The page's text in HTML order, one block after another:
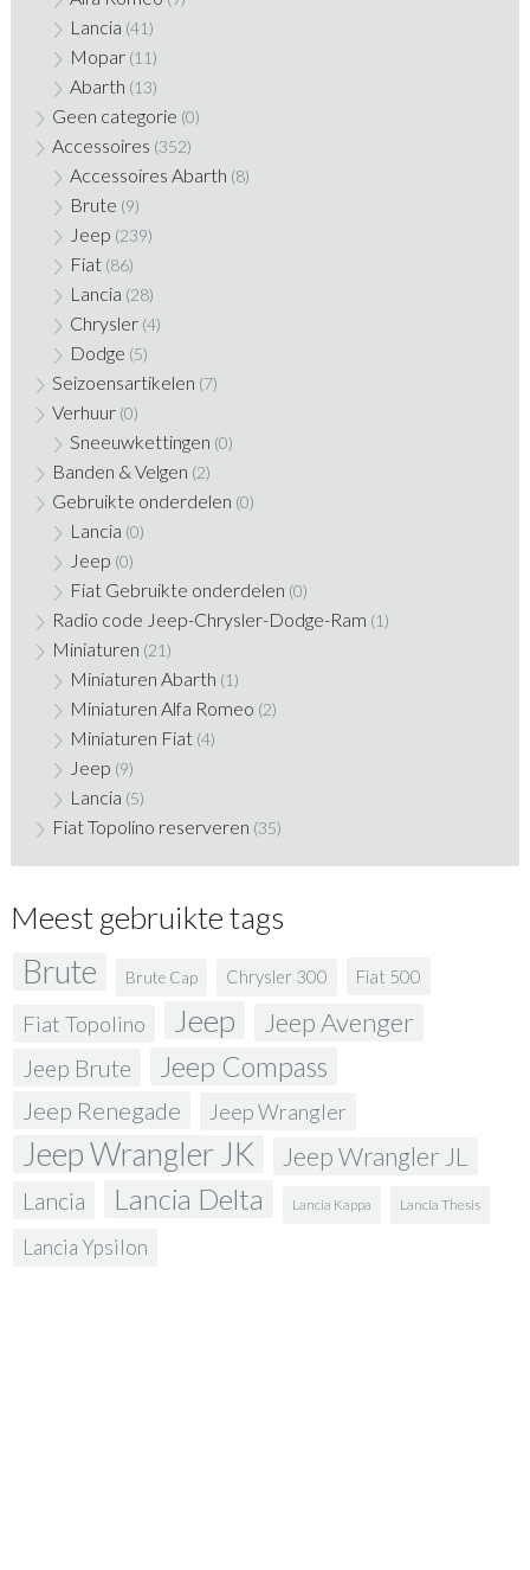
Lancia (41)
Mopar (11)
Abarth (13)
Geen categorie (0)
Accessoires (352)
Accessoires Abarth (8)
Brute (9)
Jeep (239)
Fiat (86)
Lancia (28)
Chrysler (4)
Dodge (5)
Seizoensartikelen (7)
Verhuur (0)
Sneeuwkettingen (0)
Banden & Velgen (2)
Gebruikte onderdelen (0)
Lancia (0)
Jeep (0)
Fiat Gebruikte onderdelen (0)
Radio code Jeep-Chrysler-Dodge-Ram (1)
Miniaturen (21)
Miniaturen Abarth (1)
Miniaturen Alfa Romeo (2)
Miniaturen Fiat (4)
Jeep (9)
Lancia (5)
Fiat Topolino reserveren (35)
Meest gebruikte tags
Brute Brute Cap Chrysler 300 Fiat 500
Fiat Topolino Jeep Jeep Avenger
Jeep Brute Jeep Compass
Jeep Renegade Jeep Wrangler
Jeep Wrangler JK Jeep Wrangler JL
Lancia Lancia Delta Lancia Kappa Lancia Thesis
Lancia Ypsilon